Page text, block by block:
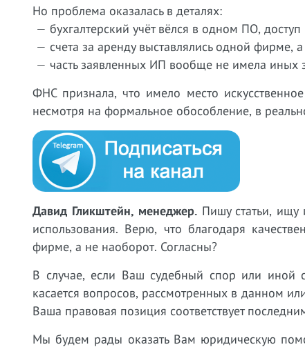
Но проблема оказалась в деталях:
— бухгалтерский учёт вёлся в одном ПО,
— счета за аренду выставлялись одной фирме,
— часть заявленных ИП вообще не имела иных
ФНС признала, что имело место
несмотря на формальное обособление, в
Давид Гликштейн, менеджер. Пишу статьи,
использования. Верю, что благодаря
фирме, а не наоборот. Согласны?
В случае, если Ваш судебный спор или иной
касается вопросов, рассмотренных в данном
Ваша правовая позиция соответствует
Мы будем рады оказать Вам юридическую